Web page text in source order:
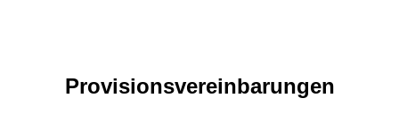
Provisionsvereinbarungen